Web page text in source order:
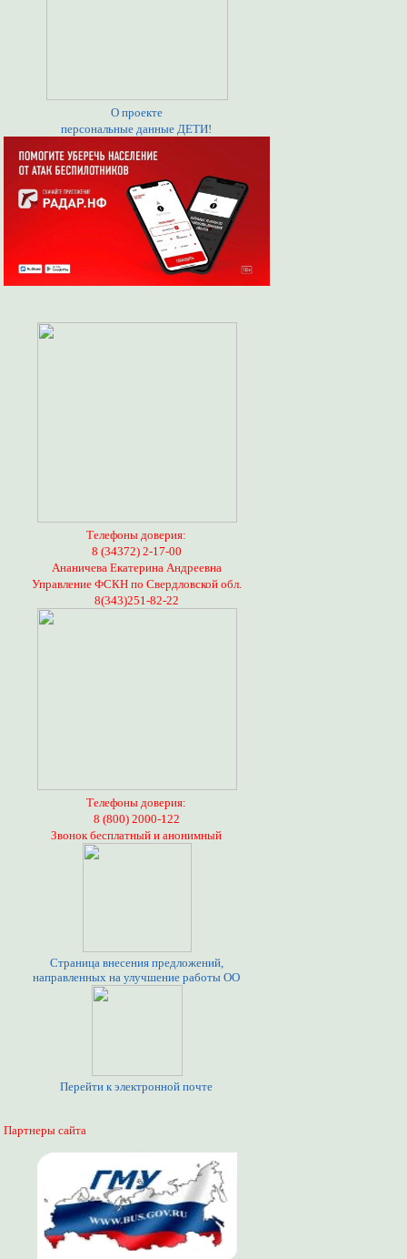
О проекте
персональные данные ДЕТИ!
Телефоны доверия:
8 (34372) 2-17-00
Ананичева Екатерина Андреевна
Управление ФСКН по Свердловской обл.
8(343)251-82-22
Телефоны доверия:
8 (800) 2000-122
Звонок бесплатный и анонимный
Страница внесения предложений,
направленных на улучшение работы ОО
Перейти к электронной почте
Партнеры сайта